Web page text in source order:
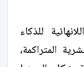
للذكاء
المتراكمة،